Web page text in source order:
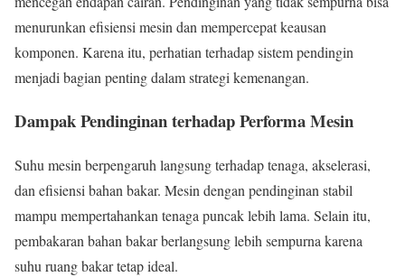
menurunkan efisiensi mesin dan mempercepat keausan
komponen. Karena itu, perhatian terhadap sistem pendingin
menjadi bagian penting dalam strategi kemenangan.
Dampak Pendinginan terhadap Performa Mesin
Suhu mesin berpengaruh langsung terhadap tenaga, akselerasi,
dan efisiensi bahan bakar. Mesin dengan pendinginan stabil
mampu mempertahankan tenaga puncak lebih lama. Selain itu,
pembakaran bahan bakar berlangsung lebih sempurna karena
suhu ruang bakar tetap ideal.